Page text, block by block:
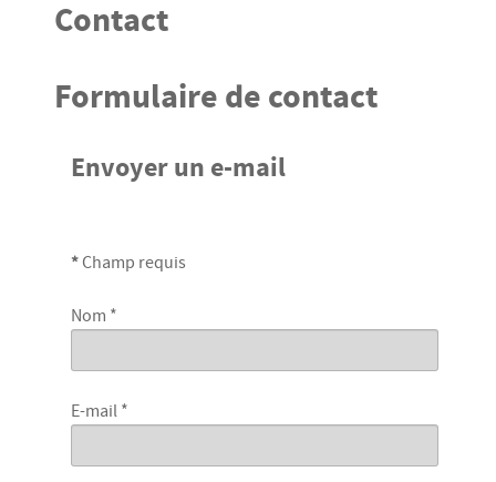
Contact
Formulaire de contact
Envoyer un e-mail
* Champ requis
Nom *
E-mail *